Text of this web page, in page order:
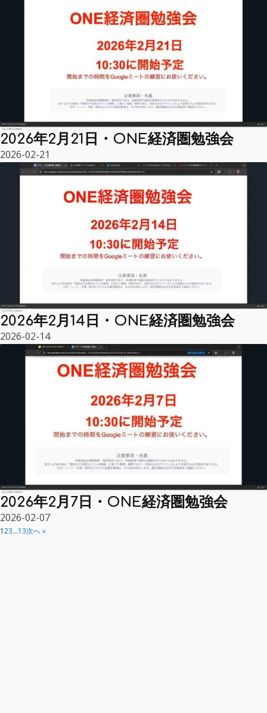
2026年2月21日・ONE経済圏勉強会
2026-02-21
2026年2月14日・ONE経済圏勉強会
2026-02-14
2026年2月7日・ONE経済圏勉強会
2026-02-07
123…13次へ »